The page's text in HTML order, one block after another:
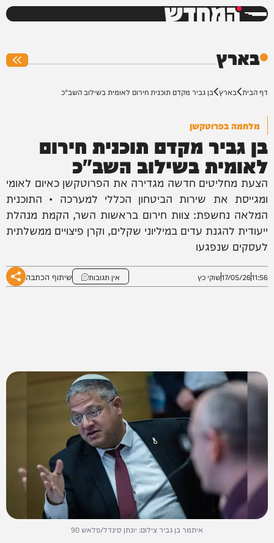
המחדש
בארץ
דף הבית בארץ בן גביר מקדם תוכנית חירום לאומית בשילוב השב"כ
מלחמה בפרוטקשן
בן גביר מקדם תוכנית חירום
לאומית בשילוב השב"כ
הצעת מחליטים חדשה מגדירה את הפרוטקשן כאיום לאומי
ומגייסת את שירות הביטחון הכללי למערכה • התוכנית
המלאה נחשפת: צוות חירום בראשות השר, הקמת מנהלת
ייעודית להגנת עדים במיליוני שקלים, וקרן פיצויים ממשלתית
לעסקים שנפגעו
11:56
17/05/26שוקי כץ אין תגובות שיתוף הכתבה
איתמר בן גביר צילום: יונתן סינדל/פלאש 90